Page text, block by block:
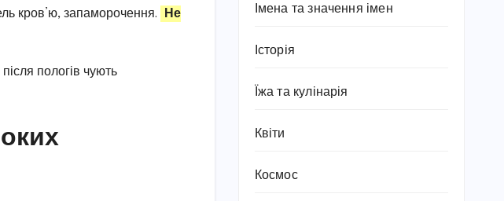
кров’ю, запаморочення.
Не
пологів чують
Імена та значення імен
Історія
Їжа та кулінарія
Квіти
Космос